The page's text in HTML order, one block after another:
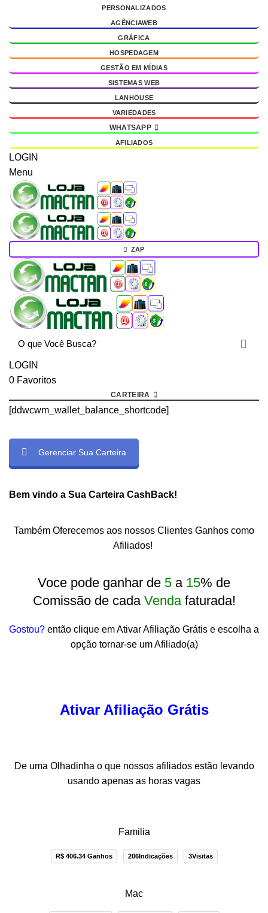
PERSONALIZADOS
AGÊNCIAWEB
GRÁFICA
HOSPEDAGEM
GESTÃO EM MÍDIAS
SISTEMAS WEB
LANHOUSE
VARIEDADES
WHATSAPP
AFILIADOS
LOGIN
Menu
ZAP
LOGIN
0 Favoritos
CARTEIRA
[ddwcwm_wallet_balance_shortcode]
Gerenciar Sua Carteira
Bem vindo a Sua Carteira CashBack!
Também Oferecemos aos nossos Clientes Ganhos como
Afiliados!
Voce pode ganhar de 5 a 15% de
Comissão de cada Vendafaturada!
Gostou? então clique em Ativar Afiliação Grátis e escolha a
opção tornar-se um Afiliado(a)
Ativar Afiliação Grátis
De uma Olhadinha o que nossos afiliados estão levando
usando apenas as horas vagas
Familia
R$ 406.34 Ganhos 206Indicações 3Visitas
Mac